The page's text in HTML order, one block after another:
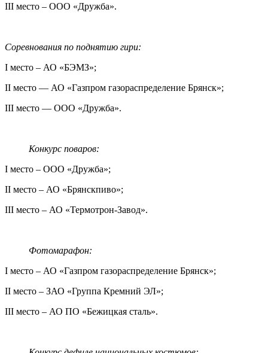
III место – ООО «Дружба».
Соревнования по поднятию гири:
I место – АО «БЭМЗ»;
II место — АО «Газпром газораспределение Брянск»;
III место — ООО «Дружба».
Конкурс поваров:
I место – ООО «Дружба»;
II место – АО «Брянскпиво»;
III место – АО «Термотрон-Завод».
Фотомарафон:
I место – АО «Газпром газораспределение Брянск»;
II место – ЗАО «Группа Кремний ЭЛ»;
III место – АО ПО «Бежицкая сталь».